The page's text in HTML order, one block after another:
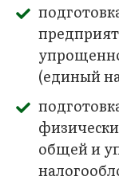
(единый
общей и